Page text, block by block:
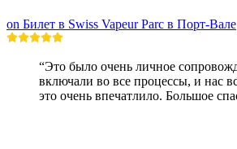
on Билет в Swiss Vapeur Parc в Порт-Вале
“Это было очень личное
включали во все процессы, и нас
это очень впечатлило. Большое